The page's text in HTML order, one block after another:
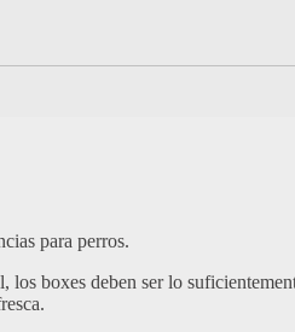
para perros.
boxes deben ser lo